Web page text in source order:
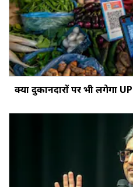
क्‍या दुकानदारों पर भी लगेगा